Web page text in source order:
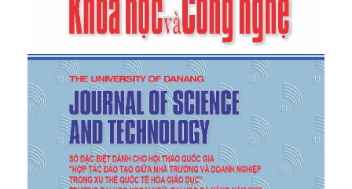
Education and Teaching International, vol. 61, no. 4,
pp. 622–635, 2024. doi:
10.1080/14703297.2023.2209064.
[6]V. Braun and V. Clarke, “Using thematic analysis
in psychology”,Qualitative Research in Psychology,
vol. 3, no. 2, pp. 77–101, 2006. doi:
10.1191/1478088706qp063oa.
[7]A. Brew, “Imperatives and challenges in
integrating teaching and research”,
Higher
Education Research & Development, vol. 29, no. 2,
pp. 139–150, 2010. doi: